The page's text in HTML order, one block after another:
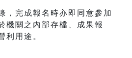
，完成報名時亦即同意參加
機關之內部存檔、成果報
利用途。